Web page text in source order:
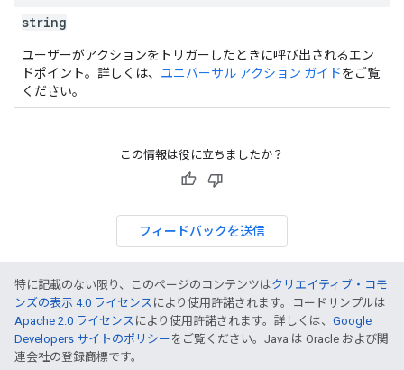
string
ユーザーがアクションをトリガーしたときに呼び出されるエン
ドポイント。詳しくは、 ユニバーサル アクション ガイドをご覧
ください。
この情報は役に立ちましたか？
フィードバックを送信
特に記載のない限り、このページのコンテンツはクリエイティブ・コモ
ンズの表示 4.0 ライセンス により使用許諾されます。コードサンプルは
Apache 2.0 ライセンス により使用許諾されます。詳しくは、 Google
Developers サイトのポリシー をご覧ください。Java は Oracle および関
連会社の登録商標です。